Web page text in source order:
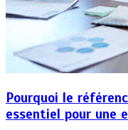
Pourquoi le
essentiel pour une